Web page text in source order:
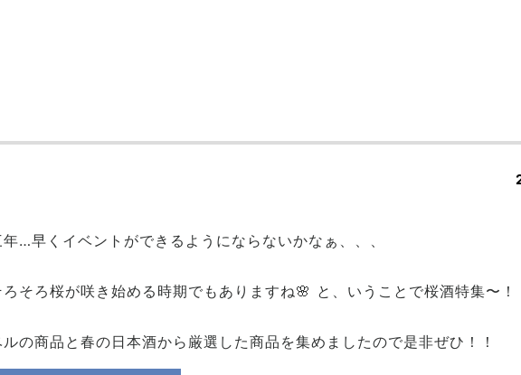
…早くイベントができるようにならないかなぁ、、、
そろ桜が咲き始める時期でもありますね🌸 と、いうことで桜酒特集〜！
の商品と春の日本酒から厳選した商品を集めましたので是非ぜひ！！